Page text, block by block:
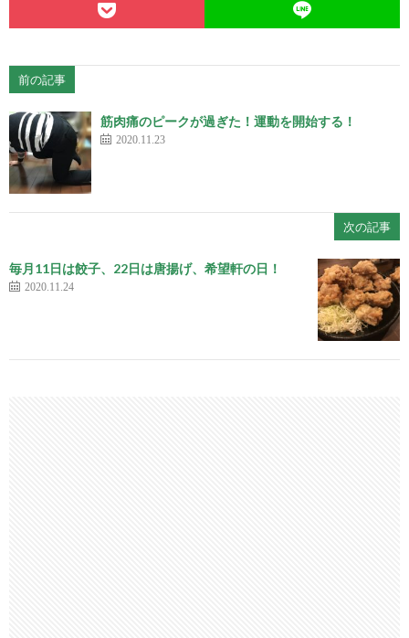
前の記事
筋肉痛のピークが過ぎた！運動を開始する！
2020.11.23
次の記事
毎月11日は餃子、22日は唐揚げ、希望軒の日！
2020.11.24